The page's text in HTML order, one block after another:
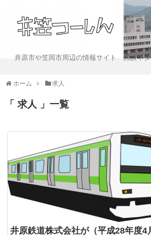
井原市や笠岡市周辺の情報サイト 雑談ネ
ホーム 求人
求人 一覧
井原鉄道株式会社が（平成28年度4